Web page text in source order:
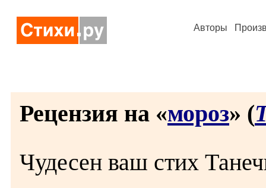
Авторы
Рецензия на «мороз» (
Чудесен ваш стих